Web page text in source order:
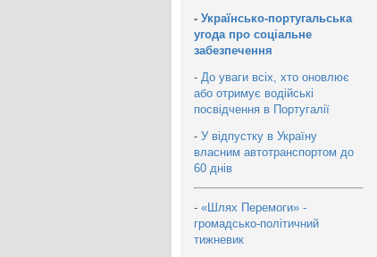
- Українсько-португальська
угода про соціальне
забезпечення
- До уваги всіх, хто оновлює
або отримує водійські
посвідчення в Португалії
- У відпустку в Україну
власним автотранспортом до
60 днів
- «Шлях Перемоги» -
громадсько-політичний
тижневик